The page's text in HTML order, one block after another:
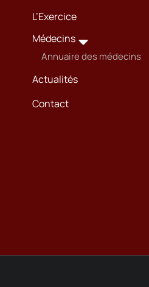
L’Exercice
Médecins
Annuaire des médecins
Actualités
Contact